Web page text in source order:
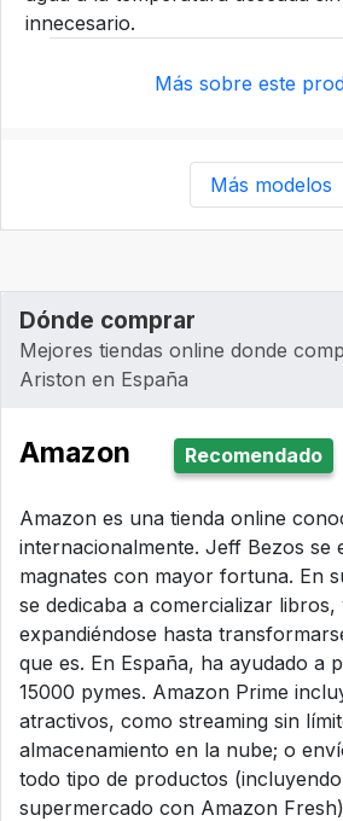
innecesario.
Más sobre este
Más modelos
Dónde comprar
Mejores tiendas online donde
Ariston en España
Amazon Recomendado
Amazon es una tienda online
internacionalmente. Jeff Bezos se
magnates con mayor fortuna. En
se dedicaba a comercializar
expandiéndose hasta
que es. En España, ha ayudado a
15000 pymes. Amazon Prime
atractivos, como streaming sin
almacenamiento en la nube; o
todo tipo de productos
supermercado con Amazon